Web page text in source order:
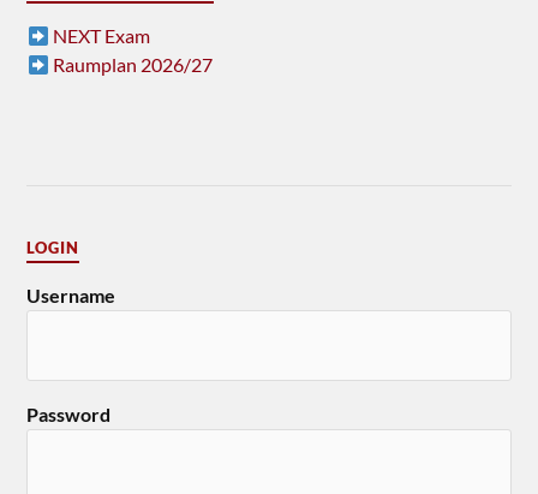
NEXT Exam
Raumplan 2026/27
LOGIN
Username
Password